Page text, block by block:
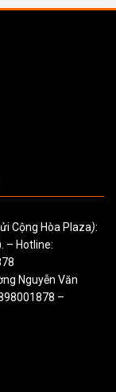
Cộng Hòa Plaza):
– Hotline:
Nguyễn Văn
–